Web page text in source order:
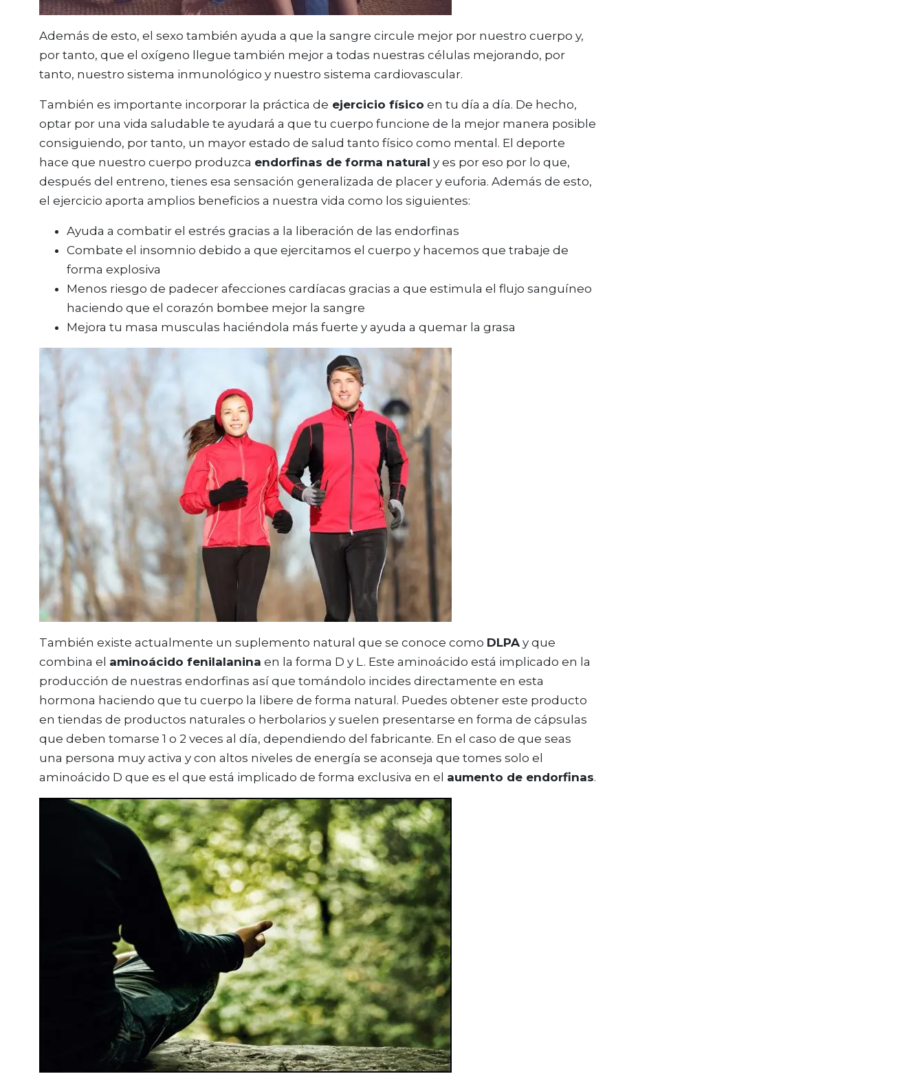
Además de esto, el sexo también ayuda a que la sangre circule mejor por nuestro cuerpo y,
por tanto, que el oxígeno llegue también mejor a todas nuestras células mejorando, por
tanto, nuestro sistema inmunológico y nuestro sistema cardiovascular.
También es importante incorporar la práctica de ejercicio físico en tu día a día. De hecho,
optar por una vida saludable te ayudará a que tu cuerpo funcione de la mejor manera posible
consiguiendo, por tanto, un mayor estado de salud tanto físico como mental. El deporte
hace que nuestro cuerpo produzca endorfinas de forma natural y es por eso por lo que,
después del entreno, tienes esa sensación generalizada de placer y euforia. Además de esto,
el ejercicio aporta amplios beneficios a nuestra vida como los siguientes:
Ayuda a combatir el estrés gracias a la liberación de las endorfinas
Combate el insomnio debido a que ejercitamos el cuerpo y hacemos que trabaje de
forma explosiva
Menos riesgo de padecer afecciones cardíacas gracias a que estimula el flujo sanguíneo
haciendo que el corazón bombee mejor la sangre
Mejora tu masa musculas haciéndola más fuerte y ayuda a quemar la grasa
También existe actualmente un suplemento natural que se conoce como DLPA y que
combina el aminoácido fenilalanina en la forma D y L. Este aminoácido está implicado en la
producción de nuestras endorfinas así que tomándolo incides directamente en esta
hormona haciendo que tu cuerpo la libere de forma natural. Puedes obtener este producto
en tiendas de productos naturales o herbolarios y suelen presentarse en forma de cápsulas
que deben tomarse 1 o 2 veces al día, dependiendo del fabricante. En el caso de que seas
una persona muy activa y con altos niveles de energía se aconseja que tomes solo el
aminoácido D que es el que está implicado de forma exclusiva en el aumento de endorfinas.